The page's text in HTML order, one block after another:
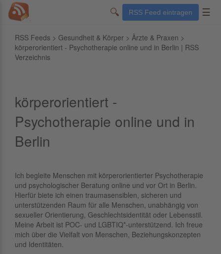
🔍 RSS Feed eintragen ☰
RSS Feeds > Gesundheit & Körper > Ärzte & Praxen >
körperorientiert - Psychotherapie online und in Berlin | RSS
Verzeichnis
körperorientiert -
Psychotherapie online und in
Berlin
Ich begleite Menschen mit körperorientierter Psychotherapie
und psychologischer Beratung online und vor Ort in Berlin.
Hierfür biete ich einen traumasensiblen, sicheren und
unterstützenden Raum für alle Menschen, unabhängig von
sexueller Orientierung, Geschlechtsidentität oder Lebensstil.
Meine Arbeit ist POC- und LGBTIQ*-unterstützend. Ich freue
mich über die Vielfalt von Menschen, Beziehungskonzepten
und Identitäten.